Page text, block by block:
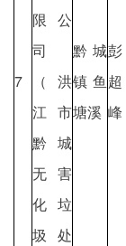
7
限公
司
（洪
江市
黔城
无害
化垃
圾处
黔城
镇鱼
塘溪
彭
超
峰